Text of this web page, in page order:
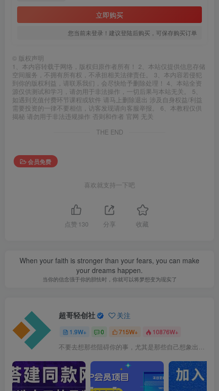
立即购买
您当前未登录！建议登陆后购买，可保存购买订单
© 版权声明
1、本内容转载于网络，版权归原作者所有！ 2、本站仅提供信息存储
空间服务，不拥有所有权，不承担相关法律责任。 3、本内容若侵犯
到你的版权利益，请联系我们，会尽快给予删除处理！ 4、本站全资
源仅供测试和学习，请勿用于非法操作，一切后果与本站无关。 5、
如遇到充值付费环节课程或软件 请马上删除退出 涉及自身权益/利益
需要投资的一律不要相信，访客发现请向客服举报。 6、本教程仅供
揭秘 请勿用于非法违规操作 否则和作者 官网 无关
THE END
会员免费
喜欢就支持一下吧
点赞 130 分享 收藏
When your faith is stronger than your fears, you can make
your dreams happen.
当你的信念强于你的胆怯时，你就可以将梦想变为现实了
超哥轻创社 关注
1.9W+ 0 715W+ 10876W+
不要去想那些阻碍你的事，尤其是那些自己想象出来的事